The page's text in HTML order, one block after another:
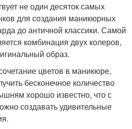
не один десяток самых
для создания маникюрных
до античной классики. Самой
комбинация двух колеров,
образ.
цветов в маникюре,
бесконечное количество
хорошо известно, что с
создавать удивительные